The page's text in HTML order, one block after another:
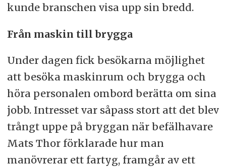
kunde branschen visa upp sin bredd.
Från maskin till brygga
Under dagen fick besökarna möjlighet
att besöka maskinrum och brygga och
höra personalen ombord berätta om sina
jobb. Intresset var såpass stort att det blev
trångt uppe på bryggan när befälhavare
Mats Thor förklarade hur man
manövrerar ett fartyg, framgår av ett